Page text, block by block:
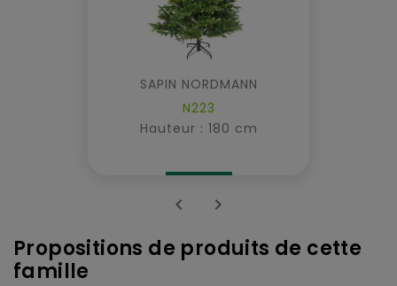
SAPIN NORDMANN
N223
Hauteur : 180 cm
 
Propositions de produits de cette
famille